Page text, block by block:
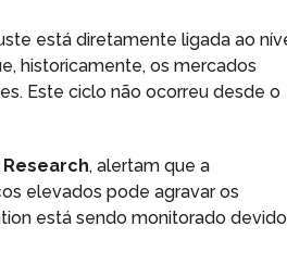
está diretamente ligada ao
historicamente, os mercados
Este ciclo não ocorreu desde o
, alertam que a
elevados pode agravar os
está sendo monitorado devido